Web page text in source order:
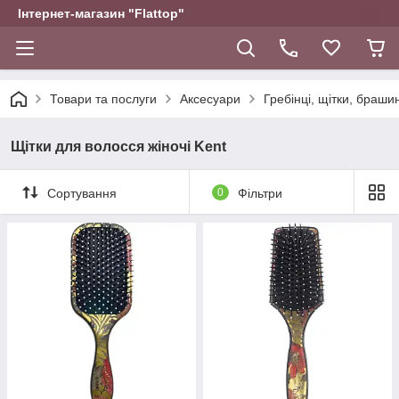
Інтернет-магазин "Flattop"
Товари та послуги Аксесуари Гребінці, щітки,
Щітки для волосся жіночі Kent
Сортування 0 Фільтри